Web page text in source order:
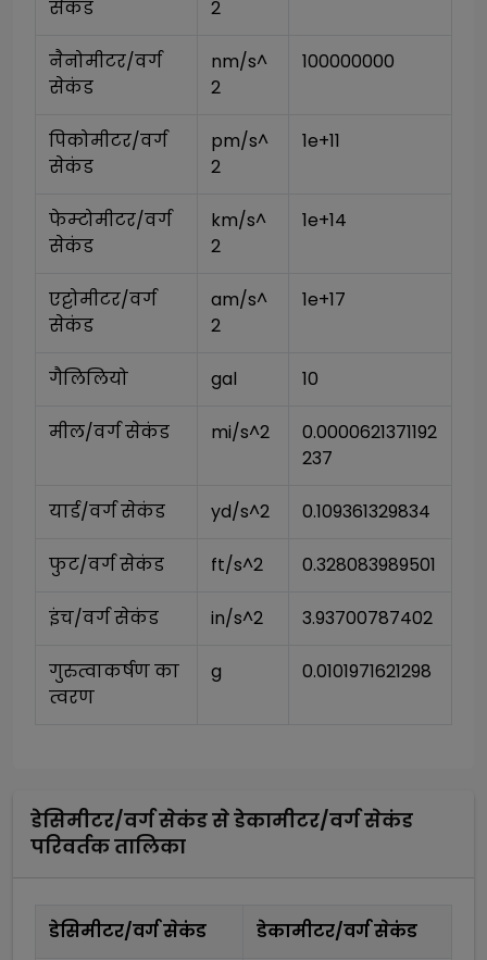
सेकंड
2
नैनोमीटर/वर्ग
सेकंड
nm/s^
2
100000000
पिकोमीटर/वर्ग
सेकंड
pm/s^
2
1e+11
फेम्टोमीटर/वर्ग
सेकंड
km/s^
2
1e+14
एट्टोमीटर/वर्ग
सेकंड
am/s^
2
1e+17
गैलिलियो gal 10
मील/वर्ग सेकंड mi/s^2
0.0000621371192
237
यार्ड/वर्ग सेकंड yd/s^2 0.109361329834
फुट/वर्ग सेकंड ft/s^2 0.328083989501
इंच/वर्ग सेकंड in/s^2 3.93700787402
गुरुत्वाकर्षण का
त्वरण
g 0.0101971621298
डेसिमीटर/वर्ग सेकंडसेडेकामीटर/वर्ग सेकंड
परिवर्तक तालिका
डेसिमीटर/वर्ग सेकंड डेकामीटर/वर्ग सेकंड